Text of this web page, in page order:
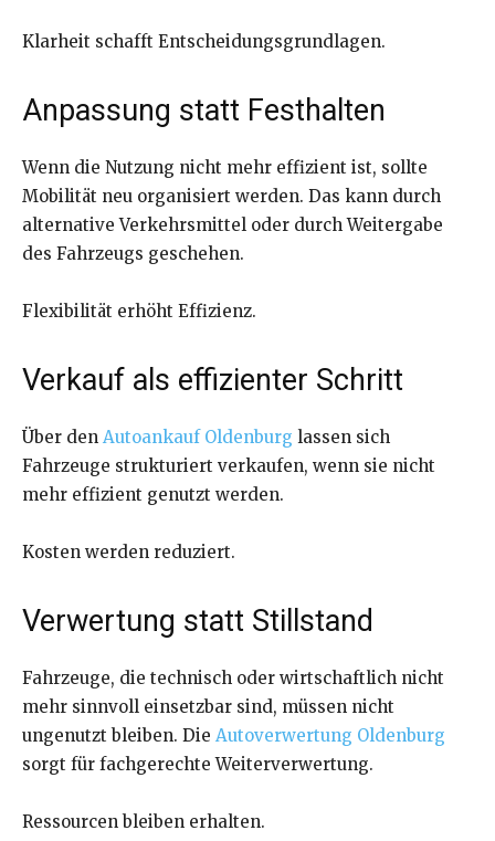
Klarheit schafft Entscheidungsgrundlagen.
Anpassung statt Festhalten
Wenn die Nutzung nicht mehr effizient ist, sollte
Mobilität neu organisiert werden. Das kann durch
alternative Verkehrsmittel oder durch Weitergabe
des Fahrzeugs geschehen.
Flexibilität erhöht Effizienz.
Verkauf als effizienter Schritt
Über den Autoankauf Oldenburg lassen sich
Fahrzeuge strukturiert verkaufen, wenn sie nicht
mehr effizient genutzt werden.
Kosten werden reduziert.
Verwertung statt Stillstand
Fahrzeuge, die technisch oder wirtschaftlich nicht
mehr sinnvoll einsetzbar sind, müssen nicht
ungenutzt bleiben. Die Autoverwertung Oldenburg
sorgt für fachgerechte Weiterverwertung.
Ressourcen bleiben erhalten.